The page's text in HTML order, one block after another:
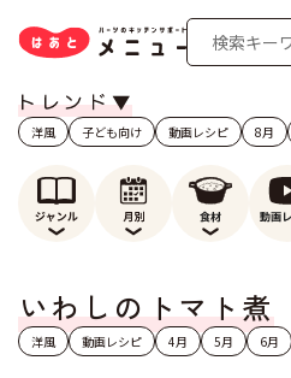
洋風 子ども向け 動画レシピ 8月
いわしのトマト煮
洋風 動画レシピ 4月 5月 6月